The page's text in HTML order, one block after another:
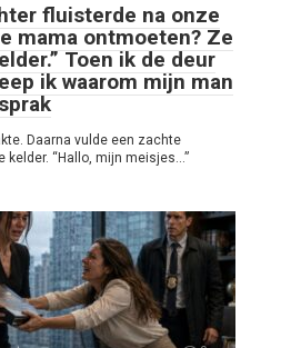
fluisterde na onze
mama ontmoeten? Ze
Toen ik de deur
ik waarom mijn man
Daarna vulde een zachte
kelder. “Hallo, mijn meisjes…”